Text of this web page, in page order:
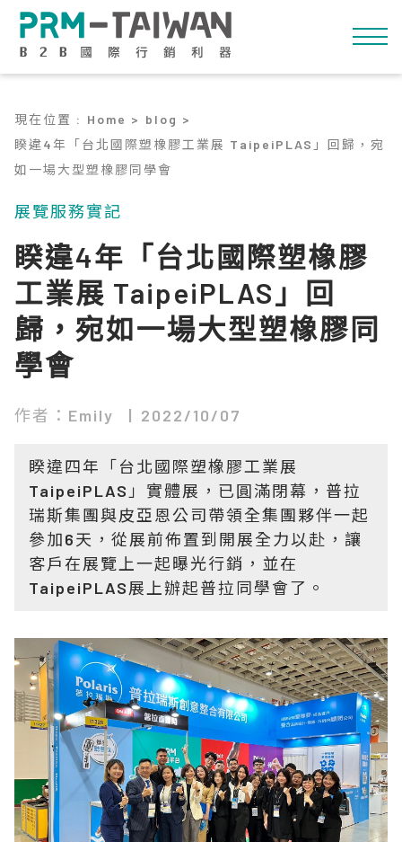
現在位置 : Home > blog >
睽違4年「台北國際塑橡膠工業展 TaipeiPLAS」回歸，宛
如一場大型塑橡膠同學會
展覽服務實記
睽違4年「台北國際塑橡膠
工業展 TaipeiPLAS」回
歸，宛如一場大型塑橡膠同
學會
作者：Emily 2022/10/07
睽違四年「台北國際塑橡膠工業展
TaipeiPLAS」實體展，已圓滿閉幕，普拉
瑞斯集團與皮亞恩公司帶領全集團夥伴一起
參加6天，從展前佈置到開展全力以赴，讓
客戶在展覽上一起曝光行銷，並在
TaipeiPLAS展上辦起普拉同學會了。